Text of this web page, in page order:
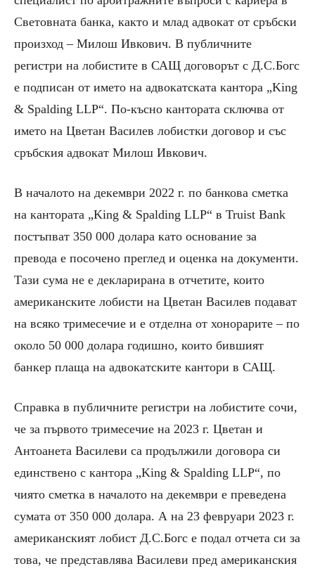
Световната банка, както и млад адвокат от сръбски
произход – Милош Ивкович. В публичните
регистри на лобистите в САЩ договорът с Д.С.Богс
е подписан от името на адвокатската кантора „King
& Spalding LLP“. По-късно кантората сключва от
името на Цветан Василев лобистки договор и със
сръбския адвокат Милош Ивкович.
В началото на декември 2022 г. по банкова сметка
на кантората „King & Spalding LLP“ в Truist Bank
постъпват 350 000 долара като основание за
превода е посочено преглед и оценка на документи.
Тази сума не е декларирана в отчетите, които
американските лобисти на Цветан Василев подават
на всяко тримесечие и е отделна от хонорарите – по
около 50 000 долара годишно, които бившият
банкер плаща на адвокатските кантори в САЩ.
Справка в публичните регистри на лобистите сочи,
че за първото тримесечие на 2023 г. Цветан и
Антоанета Василеви са продължили договора си
единствено с кантора „King & Spalding LLP“, по
чиято сметка в началото на декември е преведена
сумата от 350 000 долара. А на 23 февруари 2023 г.
американският лобист Д.С.Богс е подал отчета си за
това, че представлява Василеви пред американския